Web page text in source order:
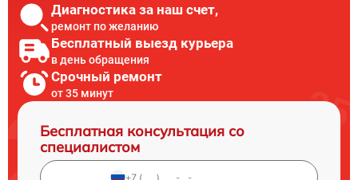
Диагностика за наш счет,
ремонт по желанию
Бесплатный выезд курьера
в день обращения
Срочный ремонт
от 35 минут
Бесплатная консультация со
специалистом